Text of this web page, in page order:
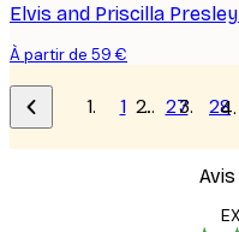
À partir de 59 €
1 … 27 28